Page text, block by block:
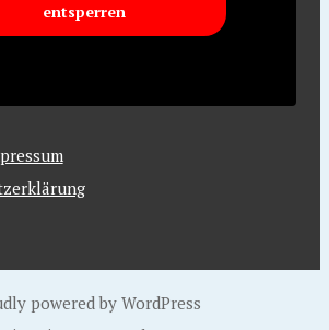
entsperren
powered by WordPress